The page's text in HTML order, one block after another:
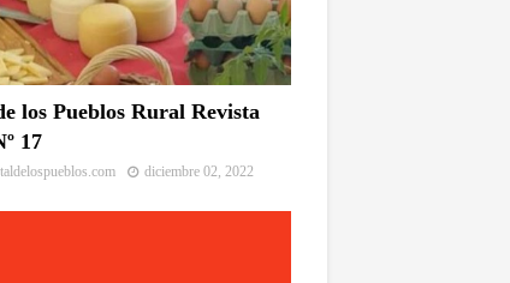
los Pueblos Rural Revista
17
diciembre 02, 2022